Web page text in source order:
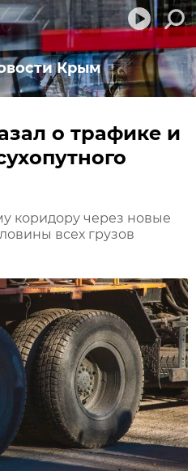
Крым
о трафике и
коридору через новые
всех грузов